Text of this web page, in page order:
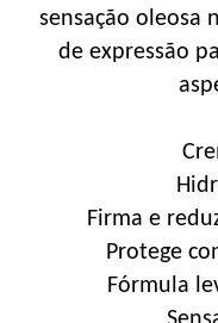
sensação oleosa
de expressão
Firma e
Protege
Fórmula